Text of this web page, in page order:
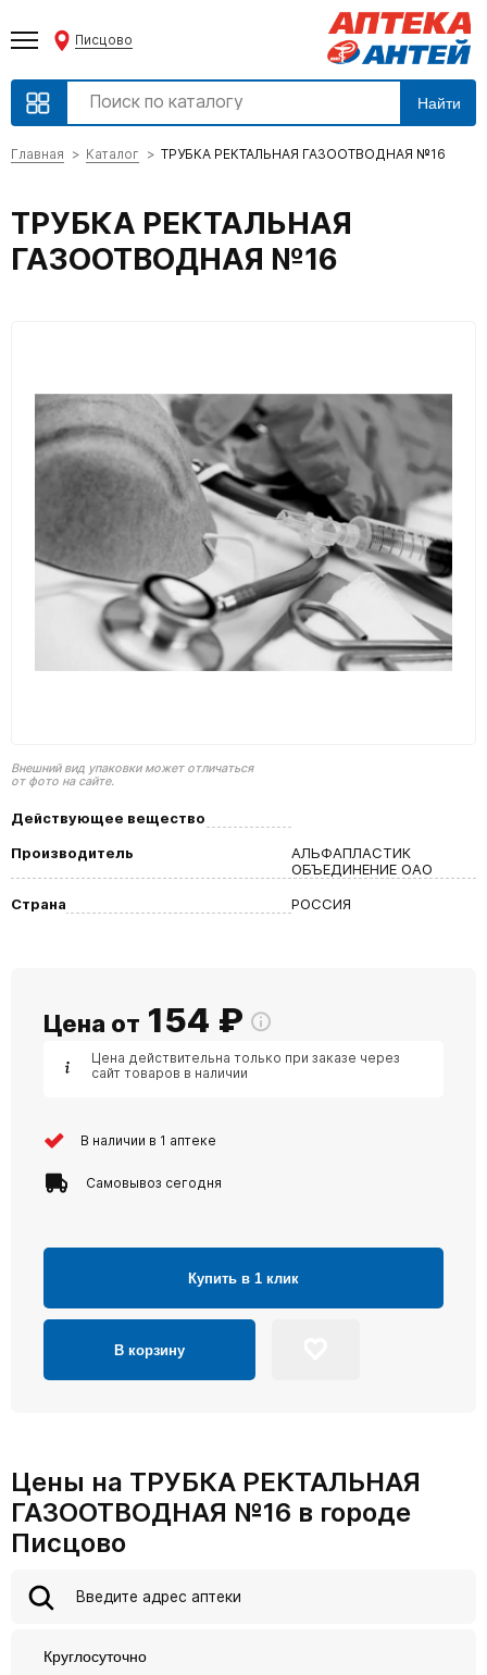
Писцово
Найти
Главная Каталог ТРУБКА РЕКТАЛЬНАЯ ГАЗООТВОДНАЯ №16
ТРУБКА РЕКТАЛЬНАЯ
ГАЗООТВОДНАЯ №16
Внешний вид упаковки может отличаться
от фото на сайте.
Действующее вещество
Производитель
АЛЬФАПЛАСТИК
ОБЪЕДИНЕНИЕ ОАО
Страна
РОССИЯ
Цена от 154 ₽
Цена действительна только при заказе через
сайт товаров в наличии
В наличии в 1 аптеке
Самовывоз сегодня
Купить в 1 клик
В корзину
Цены на ТРУБКА РЕКТАЛЬНАЯ
ГАЗООТВОДНАЯ №16 в городе
Писцово
Круглосуточно